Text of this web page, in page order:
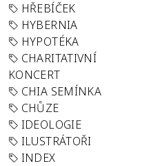
HŘEBÍČEK
HYBERNIA
HYPOTÉKA
CHARITATIVNÍ
KONCERT
CHIA SEMÍNKA
CHŮZE
IDEOLOGIE
ILUSTRÁTOŘI
INDEX